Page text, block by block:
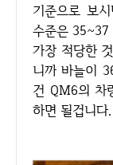
기준으로 보
수준은 35~37
가장 적당한
니까 바늘이
건 QM6의 차
하면 될겁니다.